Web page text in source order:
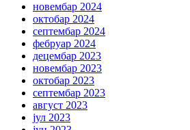
новембар 2024
октобар 2024
септембар 2024
фебруар 2024
децембар 2023
новембар 2023
октобар 2023
септембар 2023
август 2023
јул 2023